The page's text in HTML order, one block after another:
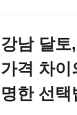
강남 달토
가격 차이
명한 선택